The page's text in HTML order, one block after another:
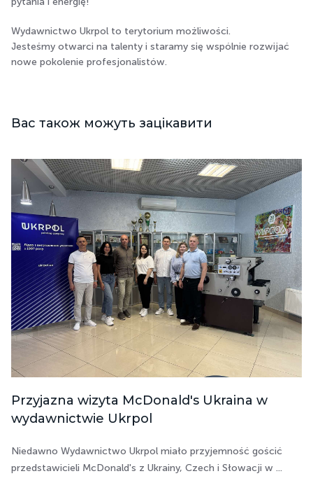
Wydawnictwo Ukrpol to terytorium możliwości.
Jesteśmy otwarci na talenty i staramy się wspólnie rozwijać
nowe pokolenie profesjonalistów.
Вас також можуть зацікавити
Przyjazna wizyta McDonald's Ukraina w
wydawnictwie Ukrpol
Niedawno Wydawnictwo Ukrpol miało przyjemność gościć
przedstawicieli McDonald's z Ukrainy, Czech i Słowacji w ...